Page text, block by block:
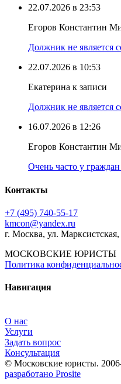
22.07.2026 в 23:53
Егоров Константин
Должник не является
22.07.2026 в 10:53
Екатерина к записи
Должник не является
16.07.2026 в 12:26
Егоров Константин
Очень часто у
Контакты
+7 (495) 740‑55‑17
kmcon@yandex.ru
г. Москва, ул.
МОСКОВСКИЕ ЮРИСТЫ
Политика
Навигация
О нас
Услуги
Задать вопрос
Консультация
© Московские юристы.
разработано Prosite